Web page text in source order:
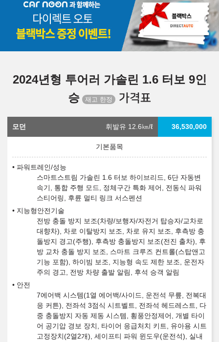
2024년형 투어러 가솔린 1.6 터보 9인
승
가격표
모던 휘발유 12.6㎞/ℓ 36,530,000
파워트레인/성능
스마트스트림 가솔린 1.6 터보 하이브리드, 6단 자동변
속기, 통합 주행 모드, 정체구간 특화 제어, 전동식 파워
스티어링, 후륜 멀티 링크 서스펜션
지능형안전기술
전방 충돌 방지 보조(차량/보행자/자전거 탑승자/교차로
대향차), 차로 이탈방지 보조, 차로 유지 보조, 후측방 충
돌방지 경고(주행), 후측방 충돌방지 보조(전진 출차), 후
방 교차 충돌 방지 보조, 스마트 크루즈 컨트롤(스탑앤고
기능 포함), 하이빔 보조, 지능형 속도 제한 보조, 운전자
주의 경고, 전방 차량 출발 알림, 후석 승객 알림
안전
7에어백 시스템(1열 에어백/사이드, 운전석 무릎, 전복대
응 커튼), 전좌석 3점식 시트벨트, 전좌석 헤드레스트, 다
중 충돌방지 자동 제동 시스템, 횡풍안정제어, 개별 타이
어 공기압 경보 장치, 타이어 응급처치 키트, 유아용 시트
고정장치(2열2개), 세이프티 파워 윈도우(운전석), 실내